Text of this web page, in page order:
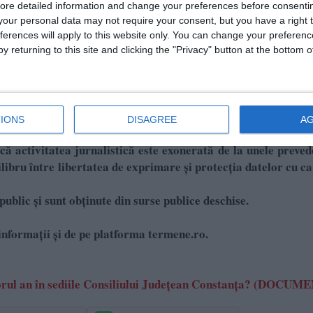
detailed information and change your preferences before
personal data may not require your consent, but you have a right
will apply to this website only. You can change your
returning to this site and clicking the "Privacy" button at the bottom
DISAGREE
directe încheiate la nivel național, din care 33 au
activitatea jurnalistică este exonerată de la unele
între libertatea de exprimare și protecția datelor cu
și sunt obținute din surse publice deschise.
și de pe platforma termene.ro.
an în sediile Consiliului Județean Constanța?